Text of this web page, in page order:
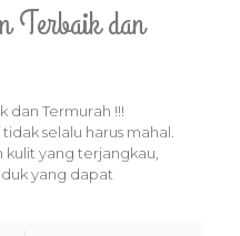
Terbaik dan
dan Termurah !!!
selalu harus mahal.
yang terjangkau,
yang dapat